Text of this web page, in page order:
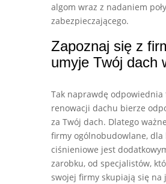
algom wraz z nadaniem
zabezpieczającego.
Zapoznaj się z
umyje Twój dach
Tak naprawdę odpowiednia
renowacji dachu bierze
za Twój dach. Dlatego
firmy ogólnobudowlane, dla
ciśnieniowe jest
zarobku, od specjalistów,
swojej firmy skupiają się na